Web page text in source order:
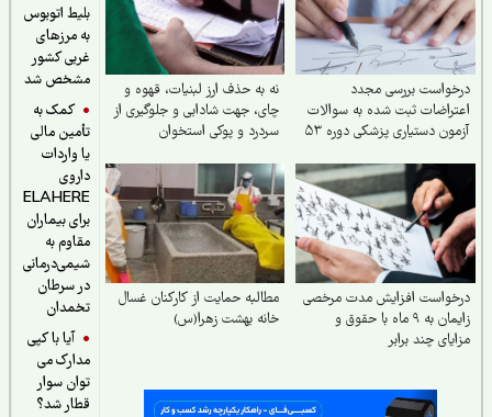
بلیط اتوبوس
به مرزهای
غربی کشور
مشخص شد
کمک به
تأمین مالی
یا واردات
داروی
ELAHERE
برای بیماران
مقاوم به
شیمی‌درمانی
در سرطان
تخمدان
آیا با کپی
مدارک می
توان سوار
قطار شد؟
بررسی مجدد
ثبت شده به سوالات
دستیاری پزشکی دوره ۵۳
نه به حذف ارز لبنیات، قهوه و
چای، جهت شادابی و جلوگیری از
سردرد و پوکی استخوان
افزایش مدت مرخصی
زایمان به ۹ ماه با حقوق و
چند برابر
مطالبه حمایت از کارکنان غسال
خانه بهشت زهرا(س)